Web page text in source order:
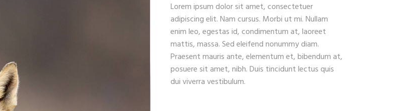
Lorem ipsum dolor sit amet, consectetuer
adipiscing elit. Nam cursus. Morbi ut mi. Nullam
enim leo, egestas id, condimentum at, laoreet
mattis, massa. Sed eleifend nonummy diam.
Praesent mauris ante, elementum et, bibendum at,
posuere sit amet, nibh. Duis tincidunt lectus quis
dui viverra vestibulum.